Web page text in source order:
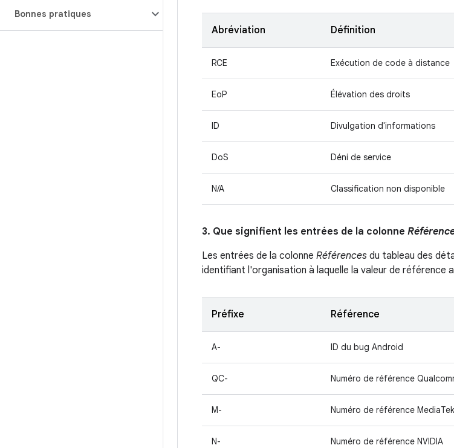
Bonnes pratiques
Abréviation Définition
RCE Exécution de code à distance
EoP Élévation des droits
ID Divulgation d'informations
DoS Déni de service
N/A Classification non disponible
3. Que signifient les entrées de la colonne
Les entrées de la colonne Références du tableau des
identifiant l'organisation à laquelle la valeur de référence
Préfixe Référence
A- ID du bug Android
QC- Numéro de référence
M- Numéro de référence MediaTek
N- Numéro de référence NVIDIA